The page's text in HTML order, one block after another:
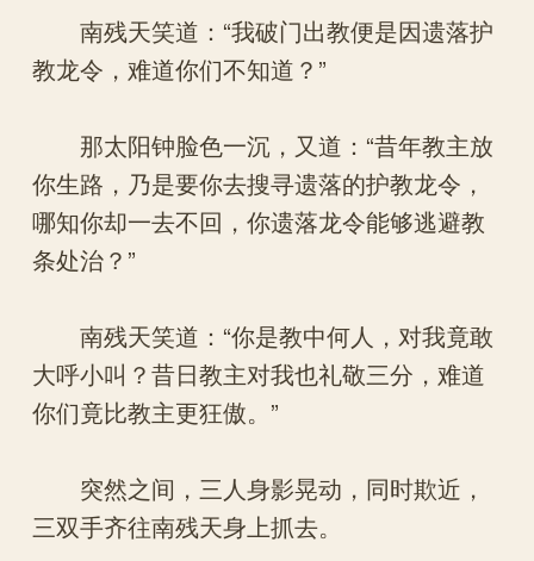
南残天笑道：“我破门出教便是因遗落护
教龙令，难道你们不知道？”
那太阳钟脸色一沉，又道：“昔年教主放
你生路，乃是要你去搜寻遗落的护教龙令，
哪知你却一去不回，你遗落龙令能够逃避教
条处治？”
南残天笑道：“你是教中何人，对我竟敢
大呼小叫？昔日教主对我也礼敬三分，难道
你们竟比教主更狂傲。”
突然之间，三人身影晃动，同时欺近，
三双手齐往南残天身上抓去。